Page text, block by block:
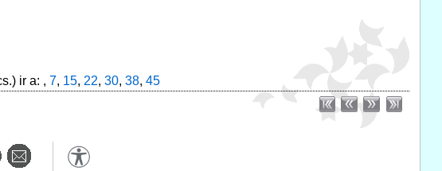
ir a: , 7, 15, 22, 30, 38, 45